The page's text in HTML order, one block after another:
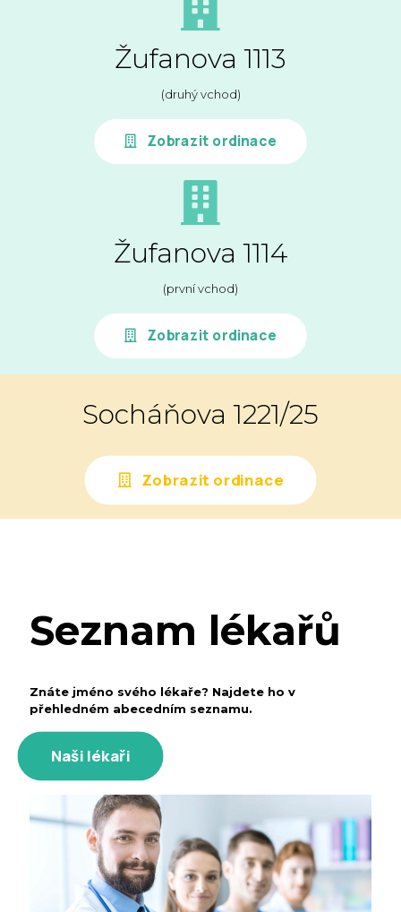
Žufanova 1113
(druhý vchod)
Zobrazit ordinace
Žufanova 1114
(první vchod)
Zobrazit ordinace
Socháňova 1221/25
Zobrazit ordinace
Seznam lékařů
Znáte jméno svého lékaře? Najdete ho v
přehledném abecedním seznamu.
Naši lékaři